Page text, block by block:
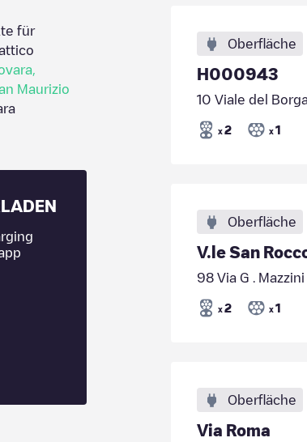
für
Maurizio
Oberfläche
H000943
10 Viale del
x 2 x 1
Oberfläche
V.le San
98 Via G .
x 2 x 1
Oberfläche
Via Roma